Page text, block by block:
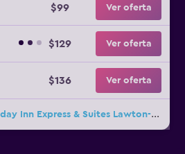
$99 Ver oferta
$129 Ver oferta
$136 Ver oferta
19 ofertas más de Holiday Inn Express & Suites Lawton-Fort Sill By IHG